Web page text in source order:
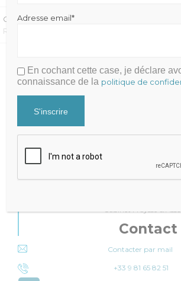
CATÉGORIE
REVUE DE PRESSE
Expert-Comptable qui accompagne la
Cabinet Fraysse &
Contact
Contacter par mail
+33 9 81 65 82 51
Adresse email*
En cochant cette case, je déclare
connaissance de la politique de